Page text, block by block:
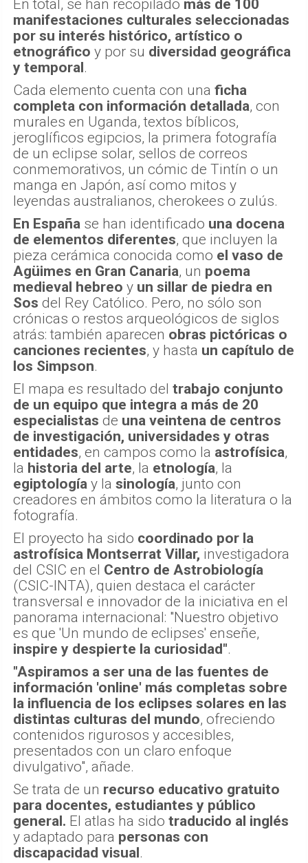
En total, se han recopilado más de 100
manifestaciones culturales seleccionadas
por su interés histórico, artístico o
etnográfico y por su diversidad geográfica
y temporal .
Cada elemento cuenta con una ficha
completa con información detallada, con
murales en Uganda, textos bíblicos,
jeroglíficos egipcios, la primera fotografía
de un eclipse solar, sellos de correos
conmemorativos, un cómic de Tintín o un
manga en Japón, así como mitos y
leyendas australianos, cherokees o zulús.
En España se han identificado una docena
de elementos diferentes, que incluyen la
pieza cerámica conocida como el vaso de
Agüimes en Gran Canaria, un poema
medieval hebreo y un sillar de piedra en
Sos del Rey Católico. Pero, no sólo son
crónicas o restos arqueológicos de siglos
atrás: también aparecen obras pictóricas o
canciones recientes, y hasta un capítulo de
los Simpson.
El mapa es resultado del trabajo conjunto
de un equipo que integra a más de 20
especialistas de una veintena de centros
de investigación, universidades y otras
entidades, en campos como la astrofísica,
la historia del arte, la etnología, la
egiptología y la sinología, junto con
creadores en ámbitos como la literatura o la
fotografía.
El proyecto ha sido coordinado por la
astrofísica Montserrat Villar, investigadora
del CSIC en el Centro de Astrobiología
(CSIC-INTA), quien destaca el carácter
transversal e innovador de la iniciativa en el
panorama internacional: "Nuestro objetivo
es que 'Un mundo de eclipses' enseñe,
inspire y despierte la curiosidad".
"Aspiramos a ser una de las fuentes de
información 'online' más completas sobre
la influencia de los eclipses solares en las
distintas culturas del mundo, ofreciendo
contenidos rigurosos y accesibles,
presentados con un claro enfoque
divulgativo", añade.
Se trata de un recurso educativo gratuito
para docentes, estudiantes y público
general. El atlas ha sido traducido al inglés
y adaptado para personas con
discapacidad visual .